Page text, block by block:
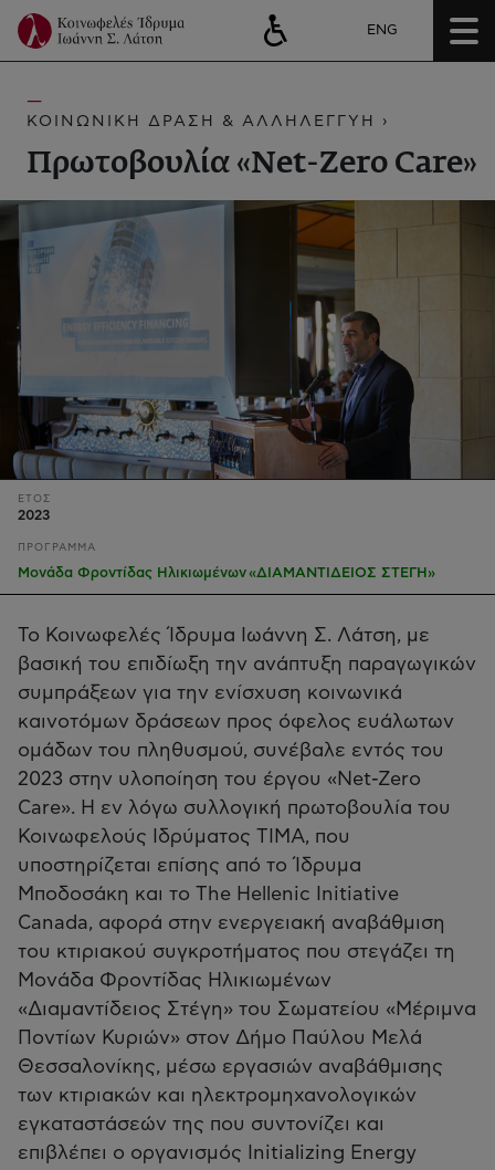
ENG
ΚΟΙΝΩΝΙΚΗ ΔΡΑΣΗ & ΑΛΛΗΛΕΓΓΥΗ ›
Πρωτοβουλία «Net-Zero Care»
ΕΤΟΣ
2023
ΠΡΟΓΡΑΜΜΑ
Μονάδα Φροντίδας Ηλικιωμένων «ΔΙΑΜΑΝΤΙΔΕΙΟΣ ΣΤΕΓΗ»
Το Κοινωφελές Ίδρυμα Ιωάννη Σ. Λάτση, με
βασική του επιδίωξη την ανάπτυξη παραγωγικών
συμπράξεων για την ενίσχυση κοινωνικά
καινοτόμων δράσεων προς όφελος ευάλωτων
ομάδων του πληθυσμού, συνέβαλε εντός του
2023 στην υλοποίηση του έργου «Net-Zero
Care». Η εν λόγω συλλογική πρωτοβουλία του
Κοινωφελούς Ιδρύματος ΤΙΜΑ, που
υποστηρίζεται επίσης από το Ίδρυμα
Μποδοσάκη και το The Hellenic Initiative
Canada, αφορά στην ενεργειακή αναβάθμιση
του κτιριακού συγκροτήματος που στεγάζει τη
Μονάδα Φροντίδας Ηλικιωμένων
«Διαμαντίδειος Στέγη» του Σωματείου «Μέριμνα
Ποντίων Κυριών» στον Δήμο Παύλου Μελά
Θεσσαλονίκης, μέσω εργασιών αναβάθμισης
των κτιριακών και ηλεκτρομηχανολογικών
εγκαταστάσεών της που συντονίζει και
επιβλέπει ο οργανισμός Initializing Energy